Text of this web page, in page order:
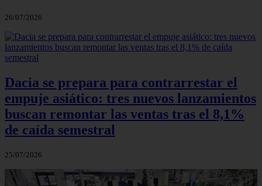
26/07/2026
Dacia se prepara para contrarrestar el
empuje asiático: tres nuevos lanzamientos
buscan remontar las ventas tras el 8,1%
de caída semestral
25/07/2026